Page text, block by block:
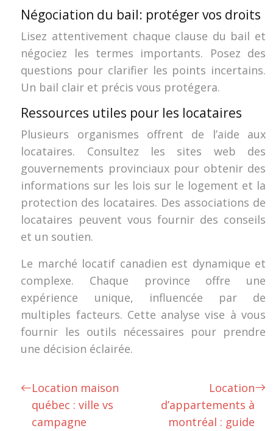
Négociation du bail: protéger vos droits
Lisez attentivement chaque clause du bail et
négociez les termes importants. Posez des
questions pour clarifier les points incertains.
Un bail clair et précis vous protégera.
Ressources utiles pour les locataires
Plusieurs organismes offrent de l’aide aux
locataires. Consultez les sites web des
gouvernements provinciaux pour obtenir des
informations sur les lois sur le logement et la
protection des locataires. Des associations de
locataires peuvent vous fournir des conseils
et un soutien.
Le marché locatif canadien est dynamique et
complexe. Chaque province offre une
expérience unique, influencée par de
multiples facteurs. Cette analyse vise à vous
fournir les outils nécessaires pour prendre
une décision éclairée.
Location maison
québec : ville vs
campagne
Location
d’appartements à
montréal : guide